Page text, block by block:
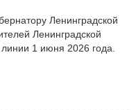
Ленинградской
Ленинградской
1 июня 2026 года.